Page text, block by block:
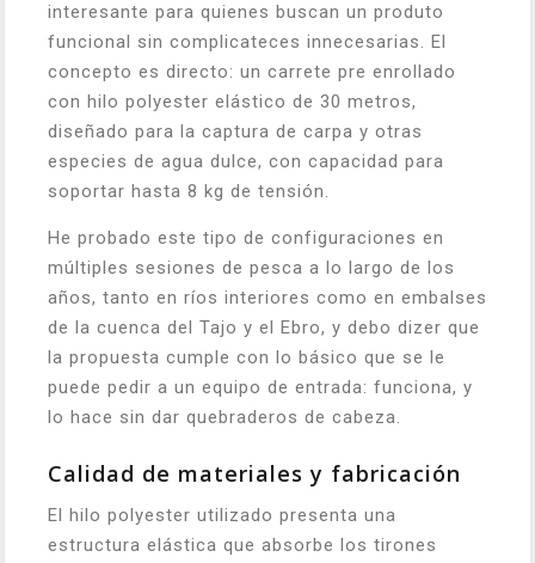
interesante para quienes buscan un produto
funcional sin complicateces innecesarias. El
concepto es directo: un carrete pre enrollado
con hilo polyester elástico de 30 metros,
diseñado para la captura de carpa y otras
especies de agua dulce, con capacidad para
soportar hasta 8 kg de tensión.
He probado este tipo de configuraciones en
múltiples sesiones de pesca a lo largo de los
años, tanto en ríos interiores como en embalses
de la cuenca del Tajo y el Ebro, y debo dizer que
la propuesta cumple con lo básico que se le
puede pedir a un equipo de entrada: funciona, y
lo hace sin dar quebraderos de cabeza.
Calidad de materiales y fabricación
El hilo polyester utilizado presenta una
estructura elástica que absorbe los tirones